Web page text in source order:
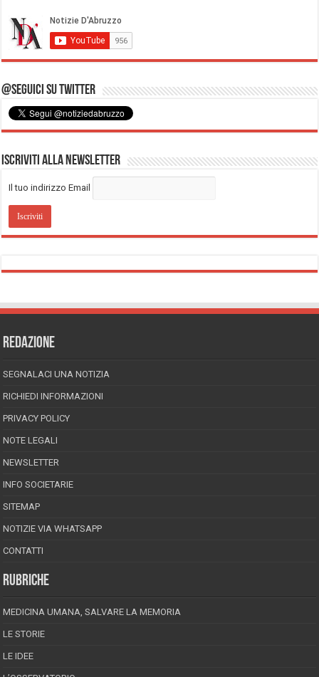
@Seguici su Twitter
Iscriviti alla Newsletter
Il tuo indirizzo Email
REDAZIONE
SEGNALACI UNA NOTIZIA
RICHIEDI INFORMAZIONI
PRIVACY POLICY
NOTE LEGALI
NEWSLETTER
INFO SOCIETARIE
SITEMAP
NOTIZIE VIA WHATSAPP
CONTATTI
RUBRICHE
MEDICINA UMANA, SALVARE LA MEMORIA
LE STORIE
LE IDEE